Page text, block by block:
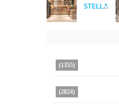
(1355)
(2824)